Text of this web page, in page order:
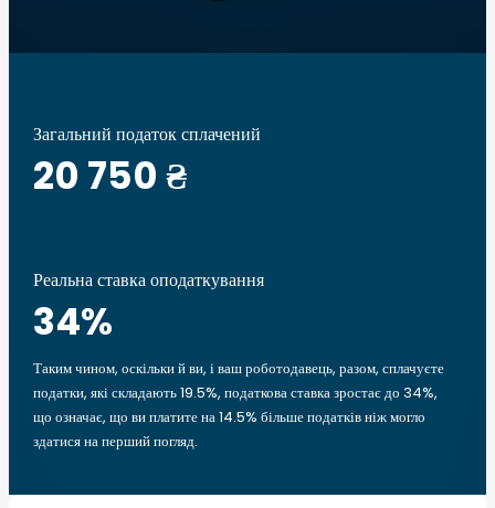
Загальний податок сплачений
20 750 ₴
Реальна ставка оподаткування
34%
Таким чином, оскільки й ви, і ваш роботодавець, разом, сплачуєте
податки, які складають 19.5%, податкова ставка зростає до 34%,
що означає, що ви платите на 14.5% більше податків ніж могло
здатися на перший погляд.